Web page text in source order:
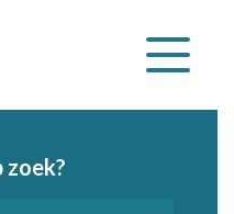
Klap
navigatie
zoek?